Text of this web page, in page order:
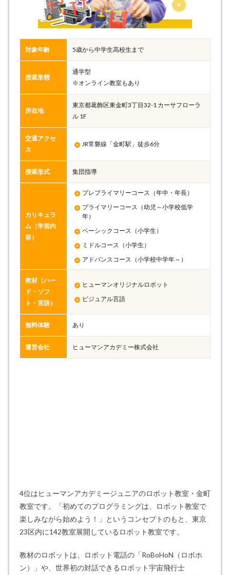
対象年齢 5歳から中学生高校生まで
授業形態
通学型
※オンライン教室もあり
所在地
東京都葛飾区東金町3丁目32-1 カーサフローラ
ル 1F
交通アクセ
ス
JR常磐線「金町駅」徒歩6分
授業形式 集団指導
カリキュラ
ム（学習内
容）
プレプライマリーコース（年中・年長）
プライマリーコース（幼児～小学校低学
年）
ベーシックコース（小学生）
ミドルコース（小学生）
アドバンスコース（小学校中学年～）
教材（ハー
ド・ソフ
ト・言語）
ヒューマンオリジナルロボット
ビジュアル言語
無料体験 あり
運営会社 ヒューマンアカデミー株式会社
4位はヒューマンアカデミージュニアのロボット教室・金町
教室です。「初めてのプログラミングは、ロボット教室で
楽しみながら始めよう！」というコンセプトのもと、東京
23区内に142教室展開しているロボット教室です。
教材のロボットは、ロボット電話の「RoBoHoN（ロボホ
ン）」や、世界初の対話できるロボット宇宙飛行士